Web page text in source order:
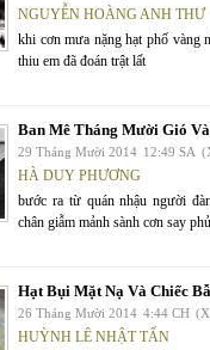
NGUYỄN HOÀNG ANH THƯ
khi cơn mưa nặng hạt phố vàng
thiu em đã đoán trật lất
Ban Mê Tháng Mười Gió
29 Tháng Mười 2014 12:49 SA
HÀ DUY PHƯƠNG
bước ra từ quán nhậu người
chân giẫm mảnh sành cơn say
Hạt Bụi Mặt Nạ Và Chiếc
26 Tháng Mười 2014 4:44 CH
HUỲNH LÊ NHẬT TẤN